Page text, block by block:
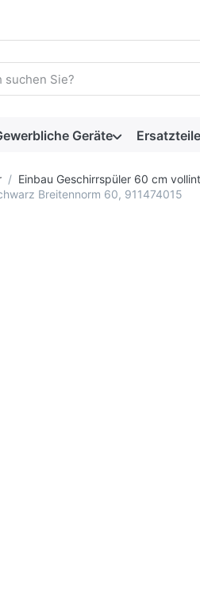
Suchbegriff ein. Während Sie
Geräte
Einbau Geschirrspüler 60 cm
Breitennorm 60, 911474015